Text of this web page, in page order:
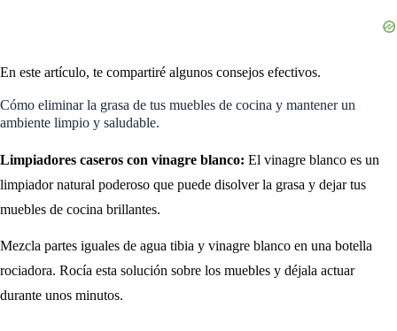
En este artículo, te compartiré algunos consejos efectivos.
Cómo eliminar la grasa de tus muebles de cocina y mantener un
ambiente limpio y saludable.
Limpiadores caseros con vinagre blanco: El vinagre blanco es un
limpiador natural poderoso que puede disolver la grasa y dejar tus
muebles de cocina brillantes.
Mezcla partes iguales de agua tibia y vinagre blanco en una botella
rociadora. Rocía esta solución sobre los muebles y déjala actuar
durante unos minutos.